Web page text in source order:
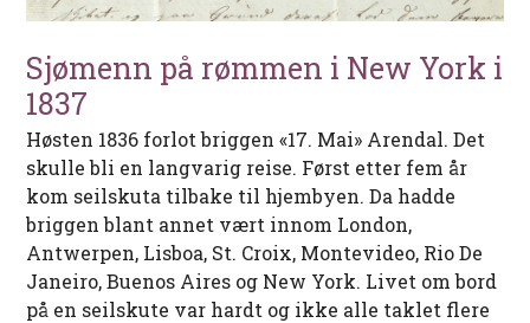
Sjømenn på rømmen i New York i
1837
Høsten 1836 forlot briggen «17. Mai» Arendal. Det
skulle bli en langvarig reise. Først etter fem år
kom seilskuta tilbake til hjembyen. Da hadde
briggen blant annet vært innom London,
Antwerpen, Lisboa, St. Croix, Montevideo, Rio De
Janeiro, Buenos Aires og New York. Livet om bord
på en seilskute var hardt og ikke alle taklet flere